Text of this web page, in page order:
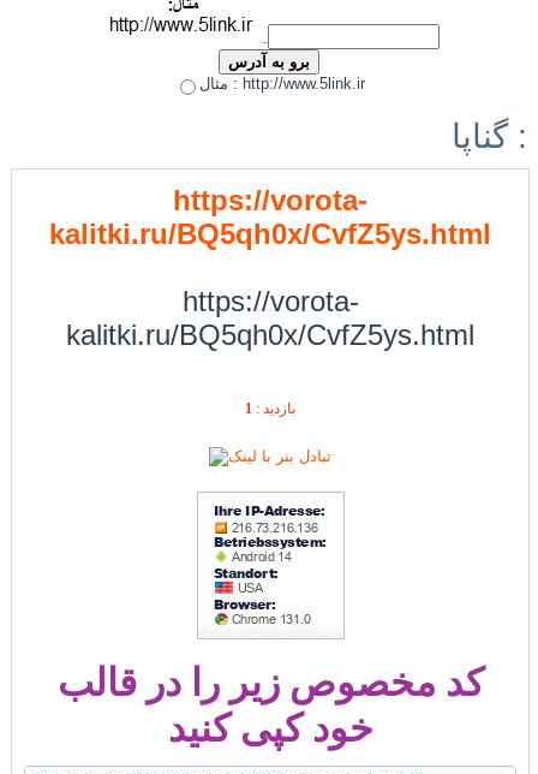
مثال : http://www.5link.ir
گناپا :
https://vorota-
kalitki.ru/BQ5qh0x/CvfZ5ys.html
https://vorota-
kalitki.ru/BQ5qh0x/CvfZ5ys.html
بازديد : 1
کد مخصوص زیر را در قالب
خود کپی کنید